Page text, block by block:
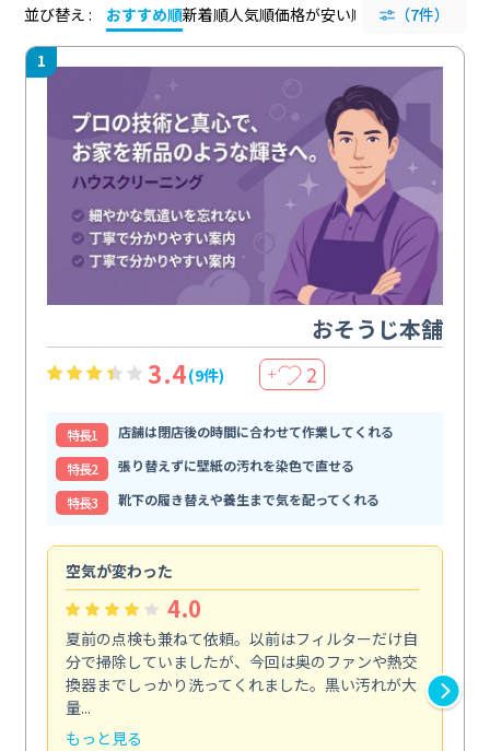
並び替え :
おすすめ順新着順人気順価格が安い順 評価が高い順
（7件）
1
おそうじ本舗
3.4(9件) ＋ 2
特⻑1
店舗は閉店後の時間に合わせて作業してくれる
特⻑2
張り替えずに壁紙の汚れを染色で直せる
特⻑3
靴下の履き替えや養生まで気を配ってくれる
空気が変わった
4.0
夏前の点検も兼ねて依頼。以前はフィルターだけ自
分で掃除していましたが、今回は奥のファンや熱交
換器までしっかり洗ってくれました。黒い汚れが大
量...
もっと見る